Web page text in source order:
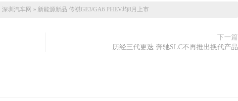
深圳汽车网 » 新能源新品 传祺GE3/GA6 PHEV均8月上市
下一篇
历经三代更迭 奔驰SLC不再推出换代产品